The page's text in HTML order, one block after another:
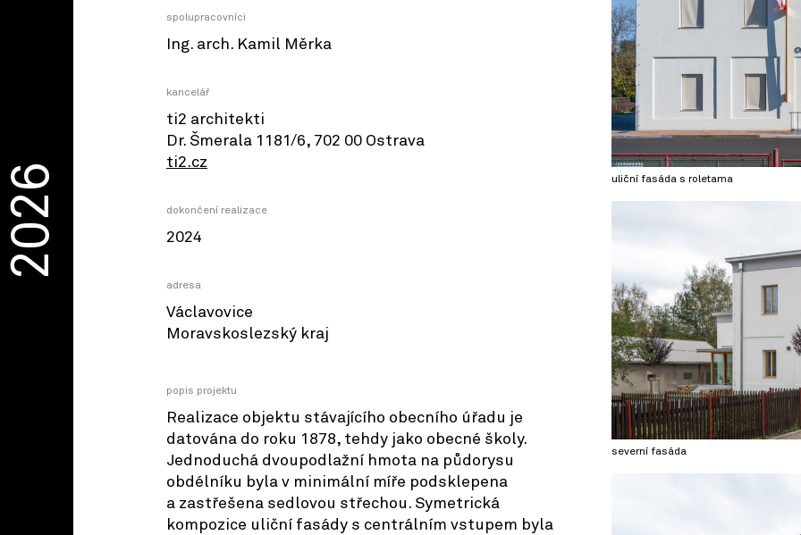
spolupracovníci
Ing. arch. Kamil Měrka
kancelář
ti2 architekti
Dr. Šmerala 1181/6, 702 00 Ostrava
ti2.cz
dokončení realizace
2024
adresa
Václavovice
Moravskoslezský kraj
popis projektu
Realizace objektu stávajícího obecního úřadu je
datována do roku 1878, tehdy jako obecné školy.
Jednoduchá dvoupodlažní hmota na půdorysu
obdélníku byla v minimální míře podsklepena
a zastřešena sedlovou střechou. Symetrická
kompozice uliční fasády s centrálním vstupem byla
uliční fasáda s roletama
severní fasáda
2026